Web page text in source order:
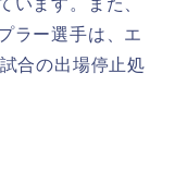
います。また、
ラー選手は、エ
合の出場停止処